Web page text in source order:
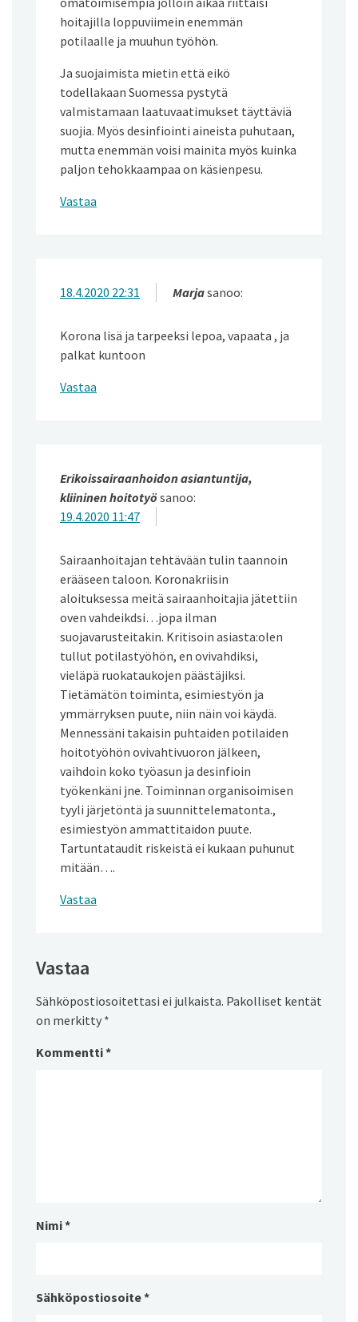
hoitajilla loppuviimein enemmän
potilaalle ja muuhun työhön.
Ja suojaimista mietin että eikö
todellakaan Suomessa pystytä
valmistamaan laatuvaatimukset täyttäviä
suojia. Myös desinfiointi aineista puhutaan,
mutta enemmän voisi mainita myös kuinka
paljon tehokkaampaa on käsienpesu.
Vastaa
Marjasanoo:
18.4.2020 22:31
Korona lisä ja tarpeeksi lepoa, vapaata , ja
palkat kuntoon
Vastaa
Erikoissairaanhoidon asiantuntija,
kliininen hoitotyösanoo:
19.4.2020 11:47
Sairaanhoitajan tehtävään tulin taannoin
erääseen taloon. Koronakriisin
aloituksessa meitä sairaanhoitajia jätettiin
oven vahdeikdsi…jopa ilman
suojavarusteitakin. Kritisoin asiasta:olen
tullut potilastyöhön, en ovivahdiksi,
vieläpä ruokataukojen päästäjiksi.
Tietämätön toiminta, esimiestyön ja
ymmärryksen puute, niin näin voi käydä.
Mennessäni takaisin puhtaiden potilaiden
hoitotyöhön ovivahtivuoron jälkeen,
vaihdoin koko työasun ja desinfioin
työkenkäni jne. Toiminnan organisoimisen
tyyli järjetöntä ja suunnittelematonta.,
esimiestyön ammattitaidon puute.
Tartuntataudit riskeistä ei kukaan puhunut
mitään….
Vastaa
Vastaa
Sähköpostiosoitettasi ei julkaista. Pakolliset kentät
on merkitty *
Kommentti*
Nimi*
Sähköpostiosoite*